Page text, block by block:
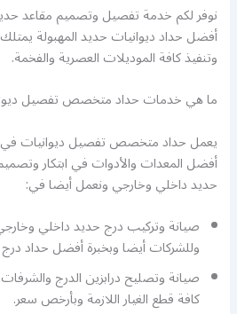
نوفر لكم خدمة تفصيل وتصميم مقاعد
أفضل حداد ديوانيات حديد المهبولة
وتنفيذ كافة الموديلات العصرية والفخمة.
ما هي خدمات حداد متخصص تفصيل
يعمل حداد متخصص تفصيل ديوانيات في
أفضل المعدات والأدوات في ابتكار
حديد داخلي وخارجي ونعمل أيضا في:
صيانة وتركيب درج حديد داخلي وخارجي
وللشركات أيضا وبخبرة أفضل حداد درج
صيانة وتصليح درابزين الدرج
كافة قطع الغيار اللازمة وبأرخص سعر.